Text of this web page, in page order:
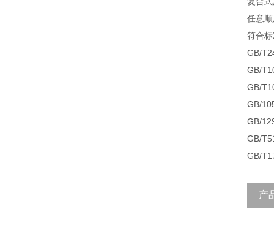
任意
符合
GB/
GB/
GB/
GB/
GB/
GB/
GB/
产